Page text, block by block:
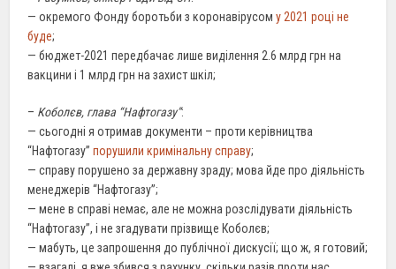
— окремого Фонду боротьби з коронавірусому 2021 році не
буде;
— бюджет-2021 передбачає лише виділення 2.6 млрд грн на
вакцини і 1 млрд грн на захист шкіл;
– Коболєв, глава “Нафтогазу”:
— сьогодні я отримав документи – проти керівництва
“Нафтогазу”порушили кримінальну справу;
— справу порушено за державну зраду; мова йде про діяльність
менеджерів “Нафтогазу”;
— мене в справі немає, але не можна розслідувати діяльність
“Нафтогазу”, і не згадувати прізвище Коболєв;
— мабуть, це запрошення до публічної дискусії; що ж, я готовий;